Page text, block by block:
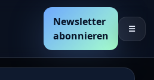
Newsletter
abonnieren
☰